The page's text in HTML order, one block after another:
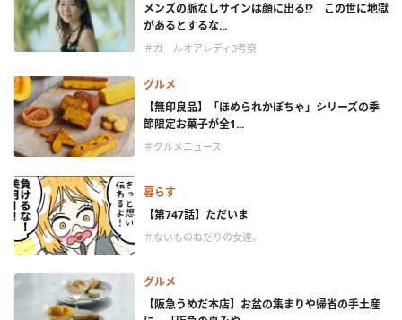
メンズの脈なしサインは顔に出る!? この世に地獄
があるとするな...
＃ガールオアレディ3考察
グルメ
【無印良品】「ほめられかぼちゃ」シリーズの季
節限定お菓子が全1...
＃グルメニュース
暮らす
【第747話】ただいま
＃ないものねだりの女達。
グルメ
【阪急うめだ本店】お盆の集まりや帰省の手土産